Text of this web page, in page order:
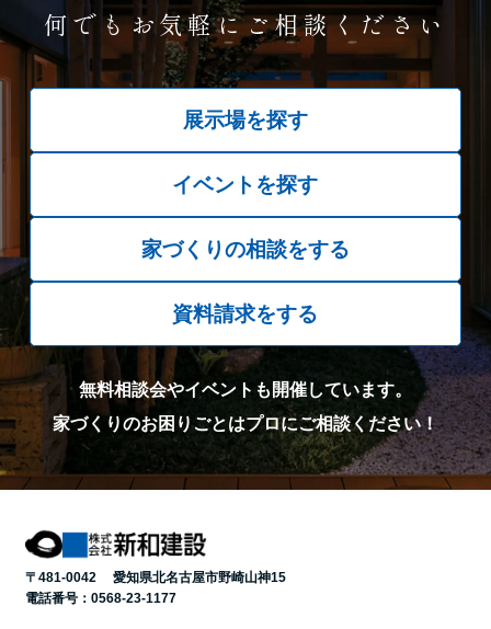
何でもお気軽にご相談ください
展示場を探す
イベントを探す
家づくりの相談をする
資料請求をする
無料相談会やイベントも開催しています。
家づくりのお困りごとはプロにご相談ください！
〒481-0042 愛知県北名古屋市野崎山神15
電話番号： 0568-23-1177